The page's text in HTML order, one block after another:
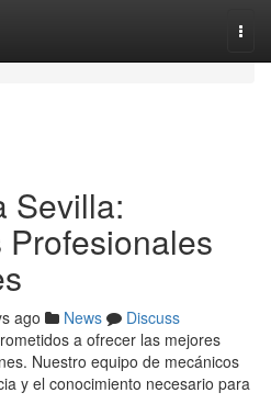
Sevilla:
ago News
Discuss
a ofrecer las mejores
Nuestro equipo de mecánicos
y el conocimiento necesario para